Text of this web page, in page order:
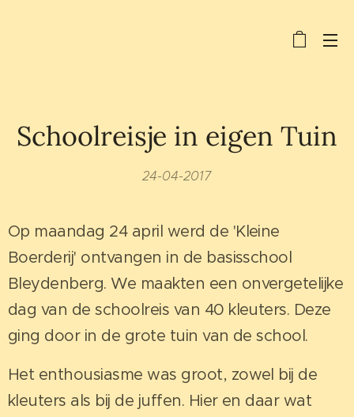
Schoolreisje in eigen Tuin
24-04-2017
Op maandag 24 april werd de 'Kleine
Boerderij' ontvangen in de basisschool
Bleydenberg. We maakten een onvergetelijke
dag van de schoolreis van 40 kleuters. Deze
ging door in de grote tuin van de school.
Het enthousiasme was groot, zowel bij de
kleuters als bij de juffen. Hier en daar wat